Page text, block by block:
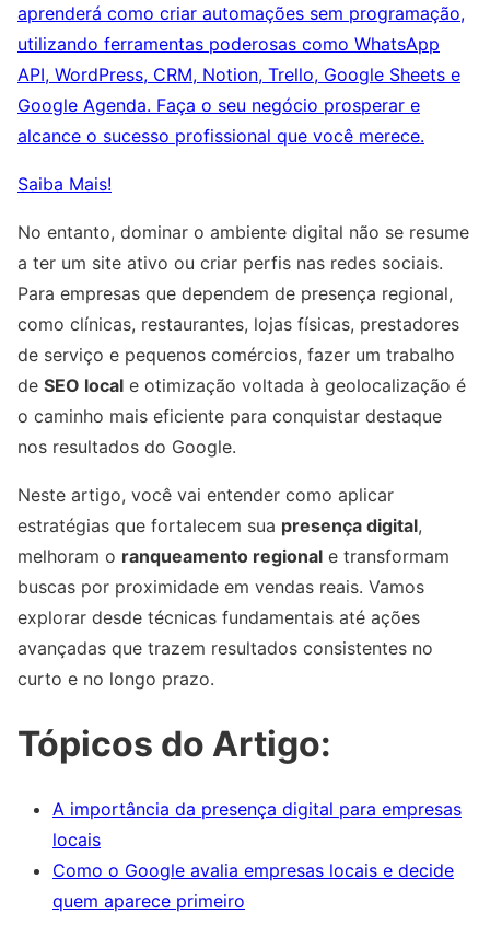
aprenderá como criar automações sem programação,
utilizando ferramentas poderosas como WhatsApp
API, WordPress, CRM, Notion, Trello, Google Sheets e
Google Agenda. Faça o seu negócio prosperar e
alcance o sucesso profissional que você merece.
Saiba Mais!
No entanto, dominar o ambiente digital não se resume
a ter um site ativo ou criar perfis nas redes sociais.
Para empresas que dependem de presença regional,
como clínicas, restaurantes, lojas físicas, prestadores
de serviço e pequenos comércios, fazer um trabalho
de SEO local e otimização voltada à geolocalização é
o caminho mais eficiente para conquistar destaque
nos resultados do Google.
Neste artigo, você vai entender como aplicar
estratégias que fortalecem sua presença digital,
melhoram o ranqueamento regional e transformam
buscas por proximidade em vendas reais. Vamos
explorar desde técnicas fundamentais até ações
avançadas que trazem resultados consistentes no
curto e no longo prazo.
Tópicos do Artigo:
A importância da presença digital para empresas
locais
Como o Google avalia empresas locais e decide
quem aparece primeiro